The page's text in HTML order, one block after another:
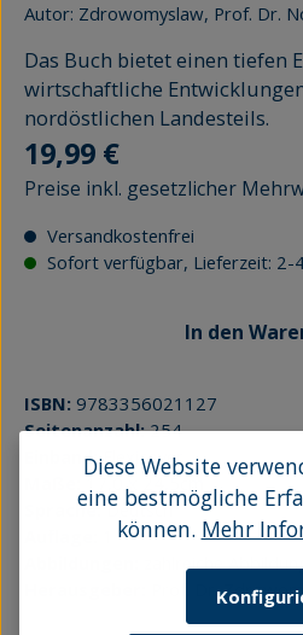
Autor: Zdrowomyslaw, Prof. Dr.
Das Buch bietet einen tiefen
wirtschaftliche
nordöstlichen Landesteils.
Regulärer Preis:
19,99 €
Preise inkl. gesetzlicher
Versandkostenfrei
Sofort verfügbar, Lieferzeit: 2-
In den
ISBN: 9783356021127
Seitenanzahl: 254
Einband: Flexicover
17,0 x 24,5cm
Sprache: Deutsch
zahlreiche
Prof. Dr.
Diese Website
eine bestmögliche
können. Mehr